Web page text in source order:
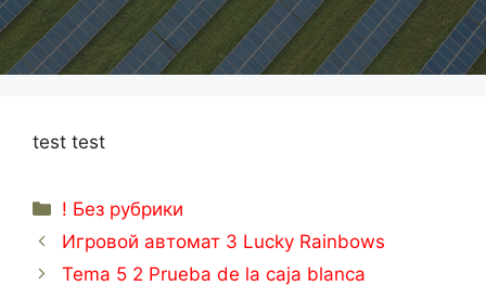
test test
Categorías
! Без рубрики
Игровой автомат 3 Lucky Rainbows
Tema 5 2 Prueba de la caja blanca